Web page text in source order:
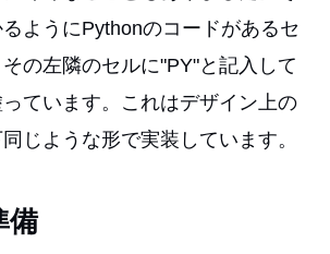
ようにPythonのコードがあるセ
の左隣のセルに"PY"と記入して
ています。これはデザイン上の
じような形で実装しています。
備